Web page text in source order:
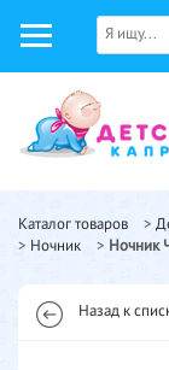
Каталог товаров >
> Ночник > Ночник
Назад к